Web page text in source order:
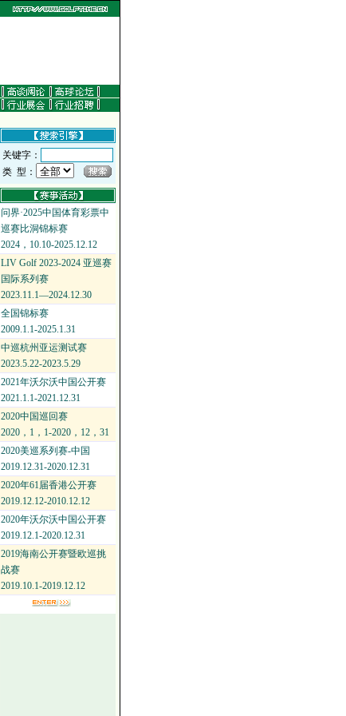
关键字：
类 型：
问界·2025中国体育彩票中
巡赛比洞锦标赛
2024，10.10-2025.12.12
LIV Golf 2023-2024 亚巡赛
国际系列赛
2023.11.1—2024.12.30
全国锦标赛
2009.1.1-2025.1.31
中巡杭州亚运测试赛
2023.5.22-2023.5.29
2021年沃尔沃中国公开赛
2021.1.1-2021.12.31
2020中国巡回赛
2020，1，1-2020，12，31
2020美巡系列赛-中国
2019.12.31-2020.12.31
2020年61届香港公开赛
2019.12.12-2010.12.12
2020年沃尔沃中国公开赛
2019.12.1-2020.12.31
2019海南公开赛暨欧巡挑
战赛
2019.10.1-2019.12.12